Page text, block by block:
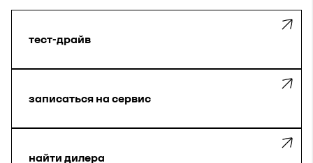
тест-драйв
записаться на сервис
найти дилера